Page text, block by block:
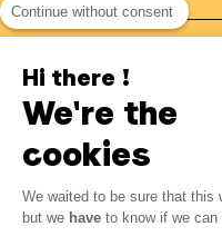
4.65€ 3.95€
Economisez
Belgique/FR
Continue without consent
Hi there !
We're the
cookies
We waited to be sure that this
but we have to know if we can